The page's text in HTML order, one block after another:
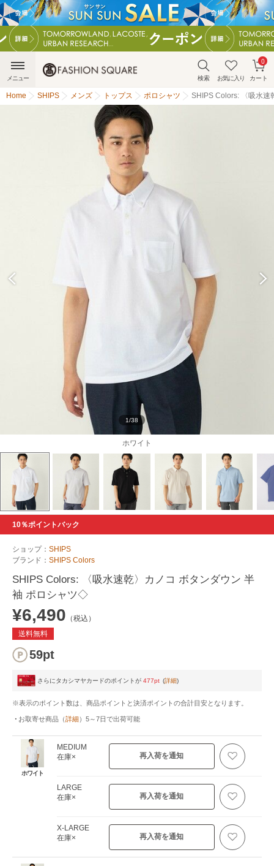
検索 お気に入り カート
0
メニュー
Home SHIPS メンズ トップス ポロシャツ SHIPS Colors: 〈吸水
ホワイト
1/38
10％ポイントバック
ショップ： SHIPS
ブランド： SHIPS Colors
SHIPS Colors: 〈吸水速乾〉カノコ ボタンダウン 半
袖 ポロシャツ◇
¥6,490 （税込）
送料無料
59pt
さらにタカシマヤカードのポイントが 477pt (詳細)
※表示のポイント数は、商品ポイントと決済ポイントの合計目安となります。
お取寄せ商品 （詳細） 5～7日で出荷可能
ホワイト
MEDIUM
在庫×
再入荷を通知
LARGE
在庫×
再入荷を通知
X-LARGE
在庫×
再入荷を通知